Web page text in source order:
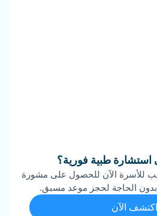
استشارة طبية فورية؟
للأسرة الآن للحصول على مشورة
بدون الحاجة لحجز موعد مسبق.
اكتشف الآن